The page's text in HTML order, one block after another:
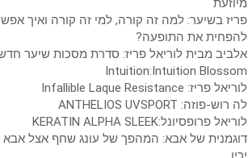
מיוזעת
פריז בשיער: למה זה קורה, למי זה קורה ואיך
להפחית את התופעה?
אלביב מבית לוריאל פריז: סדרת מסכות שיער
Intuition:Intuition Blossom
לוריאל פריז: Infallible Laque Resistance
לה רוש-פוזה: ANTHELIOS UVSPORT
לוריאל פרופסיונל:KERATIN ALPHA SLEEK
דוגמנית של אבא: המהפך של עונג שחף אצל אבא